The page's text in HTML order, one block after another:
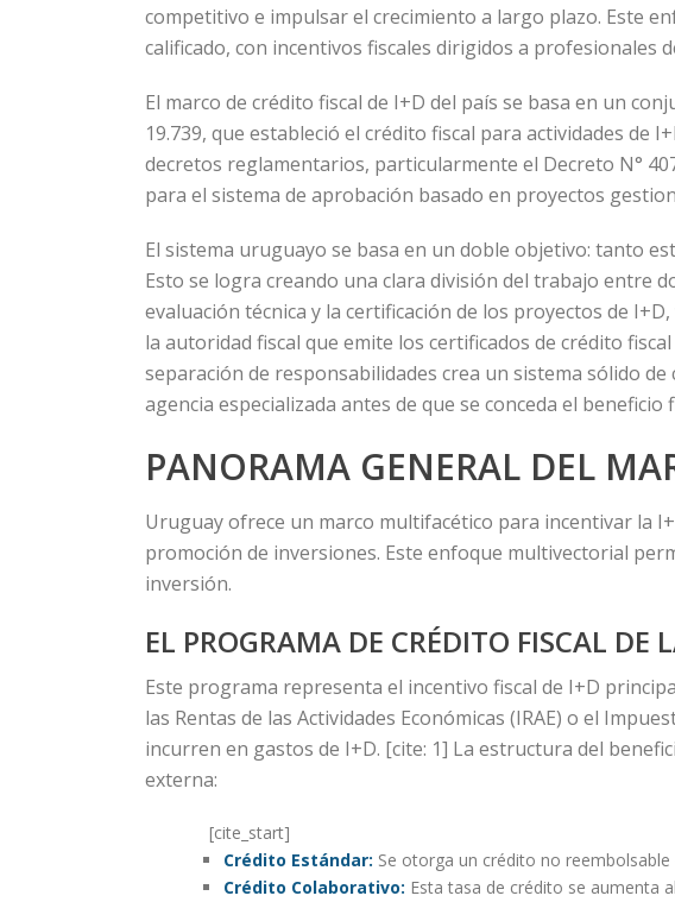
competitivo e impulsar el crecimiento a largo plazo. Este
calificado, con incentivos fiscales dirigidos a profesionales
El marco de crédito fiscal de I+D del país se basa en un
19.739, que estableció el crédito fiscal para actividades
decretos reglamentarios, particularmente el Decreto N°
para el sistema de aprobación basado en proyectos
El sistema uruguayo se basa en un doble objetivo: tanto
Esto se logra creando una clara división del trabajo entre
evaluación técnica y la certificación de los proyectos de
la autoridad fiscal que emite los certificados de crédito
separación de responsabilidades crea un sistema sólido
agencia especializada antes de que se conceda el beneficio
PANORAMA GENERAL DEL
Uruguay ofrece un marco multifacético para incentivar la
promoción de inversiones. Este enfoque multivectorial
inversión.
EL PROGRAMA DE CRÉDITO FISCAL DE
Este programa representa el incentivo fiscal de I+D
las Rentas de las Actividades Económicas (IRAE) o el
incurren en gastos de I+D. [cite: 1] La estructura del
externa:
[cite_start]
Crédito Estándar: Se otorga un crédito no
Crédito Colaborativo: Esta tasa de crédito se aumenta